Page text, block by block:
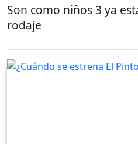
Son como niños 3 ya
rodaje